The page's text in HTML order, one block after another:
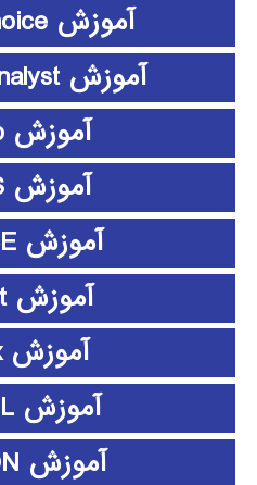
آموزش expert choice
آموزش Frontier Analyst
آموزش github
آموزش HFSS
آموزش HSPICE
آموزش L-Edit
آموزش Latex
آموزش LISREL
آموزش LUMION